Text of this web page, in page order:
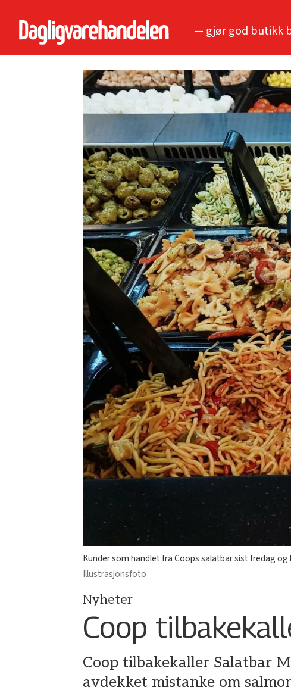
— gjør god butikk
Kunder som handlet fra Coops salatbar sist fredag
Illustrasjonsfoto
Nyheter
Coop
Coop tilbakekaller Salatbar
avdekket mistanke om